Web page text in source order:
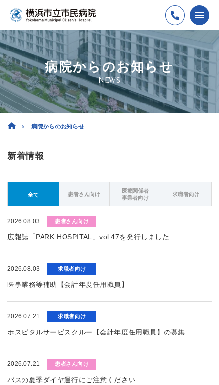
病院からのお知らせ
NEWS
病院からのお知らせ
新着情報
全て 患者さん向け
医療関係者
事業者向け
求職者向け
2026.08.03 患者さん向け
広報誌「PARK HOSPITAL」vol.47を発行しました
2026.08.03 求職者向け
医事業務等補助【会計年度任用職員】
2026.07.21 求職者向け
ホスピタルサービスクルー【会計年度任用職員】の募集
2026.07.21 患者さん向け
バスの夏季ダイヤ運行にご注意ください